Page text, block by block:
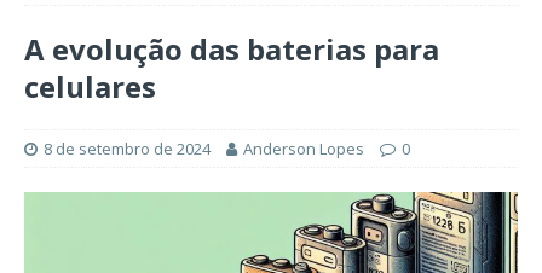
A evolução das baterias para
celulares
8 de setembro de 2024 Anderson Lopes 0